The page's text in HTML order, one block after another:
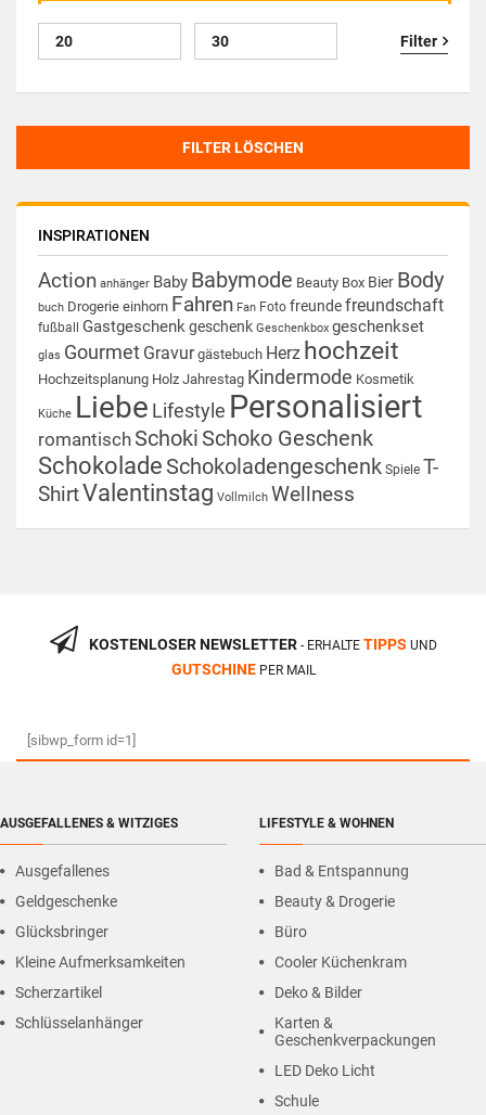
Filter
FILTER LÖSCHEN
INSPIRATIONEN
Action anhänger Baby Babymode Beauty Box Bier Body
buch Drogerie einhorn Fahren Fan Foto freundefreundschaft
fußball Gastgeschenkgeschenk Geschenkbox geschenkset
glas Gourmet Gravur gästebuch Herz hochzeit
Hochzeitsplanung Holz Jahrestag Kindermode Kosmetik
Küche Liebe Lifestyle Personalisiert
romantisch Schoki Schoko Geschenk
Schokolade Schokoladengeschenk Spiele T-
ShirtValentinstag Vollmilch Wellness
KOSTENLOSER NEWSLETTER- ERHALTE TIPPS UND
GUTSCHINEPER MAIL
[sibwp_form id=1]
AUSGEFALLENES & WITZIGES
Ausgefallenes
Geldgeschenke
Glücksbringer
Kleine Aufmerksamkeiten
Scherzartikel
Schlüsselanhänger
LIFESTYLE & WOHNEN
Bad & Entspannung
Beauty & Drogerie
Büro
Cooler Küchenkram
Deko & Bilder
Karten &
Geschenkverpackungen
LED Deko Licht
Schule